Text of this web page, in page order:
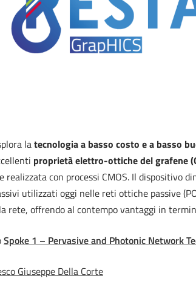
latecnologia a basso costo e a basso
proprietà elettro-ottiche del grafene
realizzata con processi CMOS. Il dispositivo
utilizzati oggi nelle reti ottiche passive
rete, offrendo al contempo vantaggi in
Spoke 1 – Pervasive and Photonic Network
Giuseppe Della Corte